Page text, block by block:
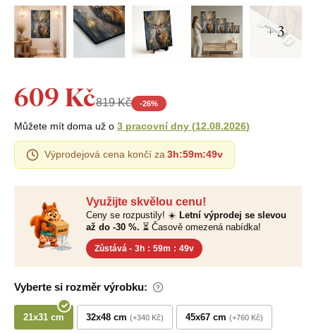
+ 3
Využijte skvělou cenu!
Ceny se rozpustily! ☀️ Letní výprodej se slevou
až do -30 %. ⏳ Časově omezená nabídka!
Zůstává - 3h : 59m : 48v
Vyberte si rozměr výrobku:
21x31 cm 32x48 cm +340 Kč 45x67 cm +760 Kč
609 Kč819 Kč -26%
Můžete mít doma už o 3 pracovní dny (12.08.2026)
Výprodejová cena končí za 3h:59m:48v